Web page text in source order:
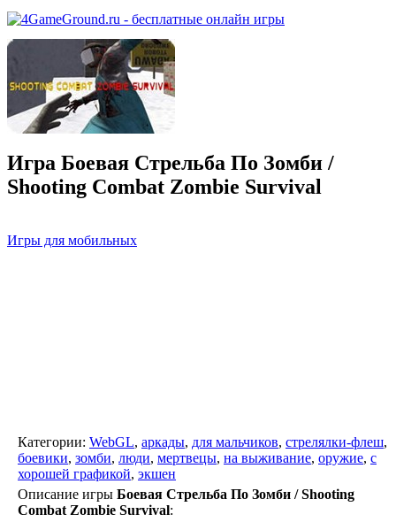
Игра Боевая Стрельба По Зомби /
Shooting Combat Zombie Survival
Игры для мобильных
Категории: WebGL, аркады, для мальчиков, стрелялки-флеш,
боевики, зомби, люди, мертвецы, на выживание, оружие, с
хорошей графикой, экшен
Описание игры Боевая Стрельба По Зомби / Shooting
Combat Zombie Survival: